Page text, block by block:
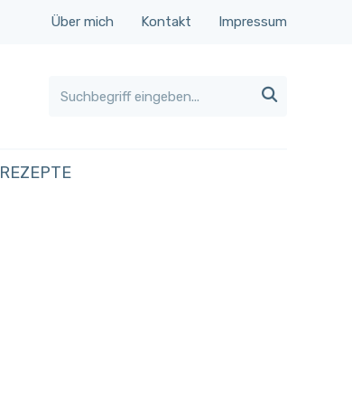
Über mich Kontakt Impressum

REZEPTE